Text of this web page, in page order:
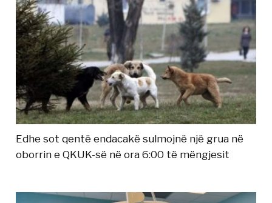
Edhe sot qentë endacakë sulmojnë një grua në
oborrin e QKUK-së në ora 6:00 të mëngjesit